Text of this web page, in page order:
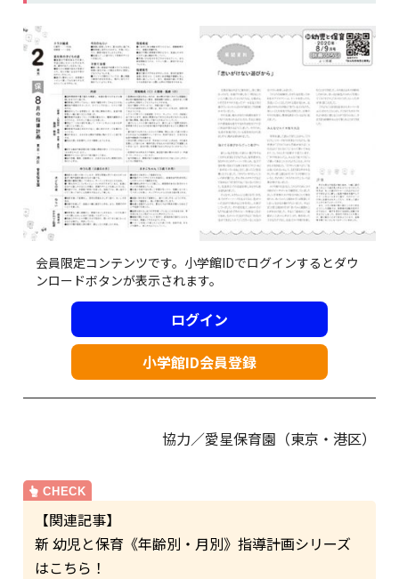
会員限定コンテンツです。小学館IDでログインするとダウ
ンロードボタンが表示されます。
ログイン
小学館ID会員登録
協力／愛星保育園（東京・港区）
【関連記事】
新 幼児と保育《年齢別・月別》指導計画シリーズ
はこちら！